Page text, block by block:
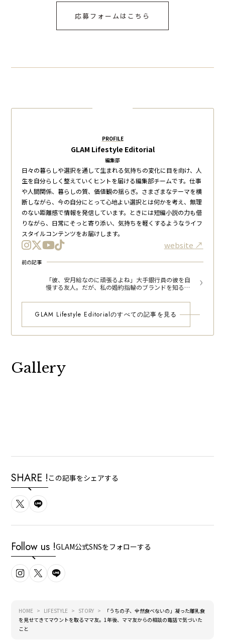
応募フォームはこちら
PROFILE
GLAM Lifestyle Editorial
編集部
日々の暮らしや選択を通して生まれる気持ちの変化に目を向け、人
生を自分らしく整えていくヒントを届ける編集部チームです。仕事
や人間関係、暮らしの質、価値観の揺らぎ。さまざまなテーマを横
断しながら、今の自分にとって心地よい選択とは何かを考え、無理
のない距離感で情報を発信しています。ときには短編小説の力も借
りながら、日常にそっと寄り添い、気持ちを軽くするようなライフ
スタイルコンテンツをお届けします。
website
前の記事
「彼、安月給なのに頑張るよね」大手銀行員の彼を自
慢する友人。だが、私の婚約指輪のブランドを知ると
GLAM Lifestyle Editorialのすべての記事を見る
Gallery
SHARE ! この記事をシェアする
Follow us !GLAM公式SNSをフォローする
HOME LIFESTYLE STORY
「うちの子、全然食べないの」凝った離乳食
を見せてきてマウントを取るママ友。1年後、ママ友からの相談の電話で気づいた
こと